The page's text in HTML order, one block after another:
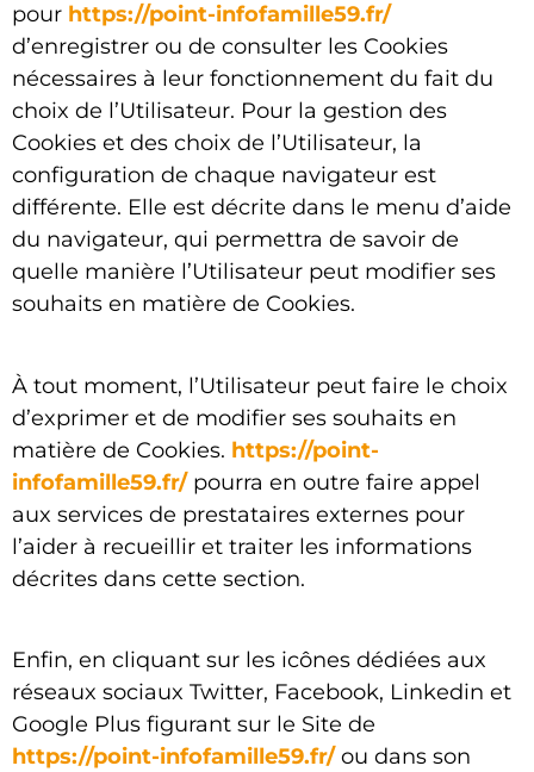
pour https://point-infofamille59.fr/
d’enregistrer ou de consulter les Cookies
nécessaires à leur fonctionnement du fait du
choix de l’Utilisateur. Pour la gestion des
Cookies et des choix de l’Utilisateur, la
configuration de chaque navigateur est
différente. Elle est décrite dans le menu d’aide
du navigateur, qui permettra de savoir de
quelle manière l’Utilisateur peut modifier ses
souhaits en matière de Cookies.
À tout moment, l’Utilisateur peut faire le choix
d’exprimer et de modifier ses souhaits en
matière de Cookies. https://point-
infofamille59.fr/pourra en outre faire appel
aux services de prestataires externes pour
l’aider à recueillir et traiter les informations
décrites dans cette section.
Enfin, en cliquant sur les icônes dédiées aux
réseaux sociaux Twitter, Facebook, Linkedin et
Google Plus figurant sur le Site de
https://point-infofamille59.fr/ou dans son